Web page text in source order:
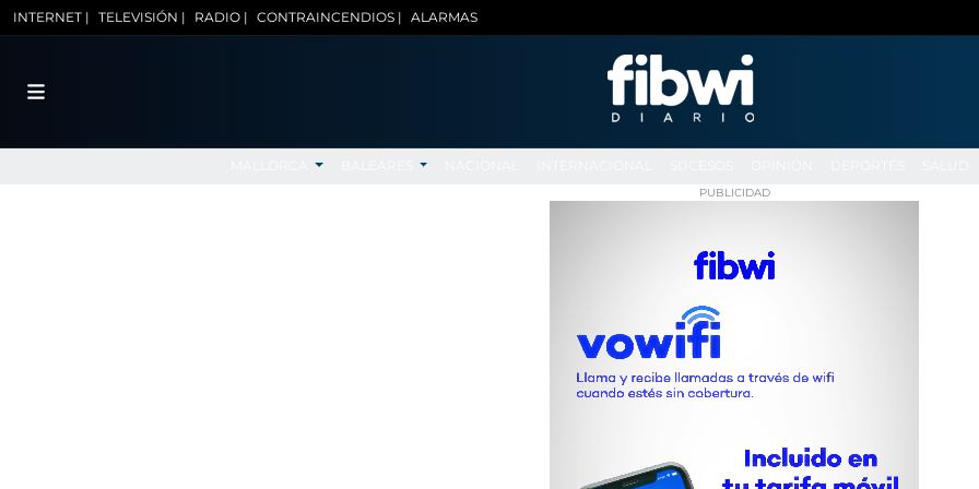
INTERNET | TELEVISIÓN | RADIO | CONTRAINCENDIOS | ALARMAS